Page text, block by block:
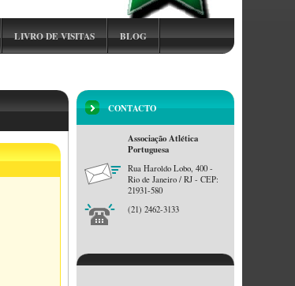
LIVRO DE VISITAS BLOG
CONTACTO
Associação Atlética
Portuguesa
Rua Haroldo Lobo, 400 -
Rio de Janeiro / RJ - CEP:
21931-580
(21) 2462-3133